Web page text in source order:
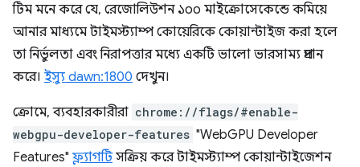
টিম মনে করে যে, রেজোলিউশন ১০০ মাইক্রোসেকেন্ডে কমিয়ে
আনার মাধ্যমে টাইমস্ট্যাম্প কোয়েরিকে কোয়ান্টাইজ করা হলে
তা নির্ভুলতা এবং নিরাপত্তার মধ্যে একটি ভালো ভারসাম্য প্রদান
করে। ইস্যু dawn:1800 দেখুন।
ক্রোমে, ব্যবহারকারীরা chrome://flags/#enable-
webgpu-developer-features "WebGPU Developer
Features"ফ্ল্যাগটিসক্রিয় করে টাইমস্ট্যাম্প কোয়ান্টাইজেশন